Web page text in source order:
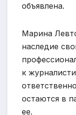
объявлена.
Марина
наследие
к
остаются в
ее.